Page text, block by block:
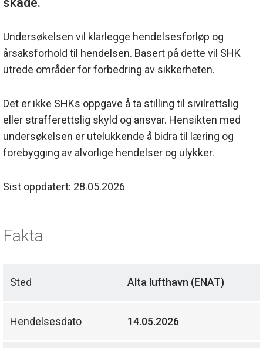
Undersøkelsen vil klarlegge hendelsesforløp og
årsaksforhold til hendelsen. Basert på dette vil SHK
utrede områder for forbedring av sikkerheten.
Det er ikke SHKs oppgave å ta stilling til sivilrettslig
eller strafferettslig skyld og ansvar. Hensikten med
undersøkelsen er utelukkende å bidra til læring og
forebygging av alvorlige hendelser og ulykker.
Sist oppdatert: 28.05.2026
Fakta
Sted Alta lufthavn (ENAT)
Hendelsesdato 14.05.2026